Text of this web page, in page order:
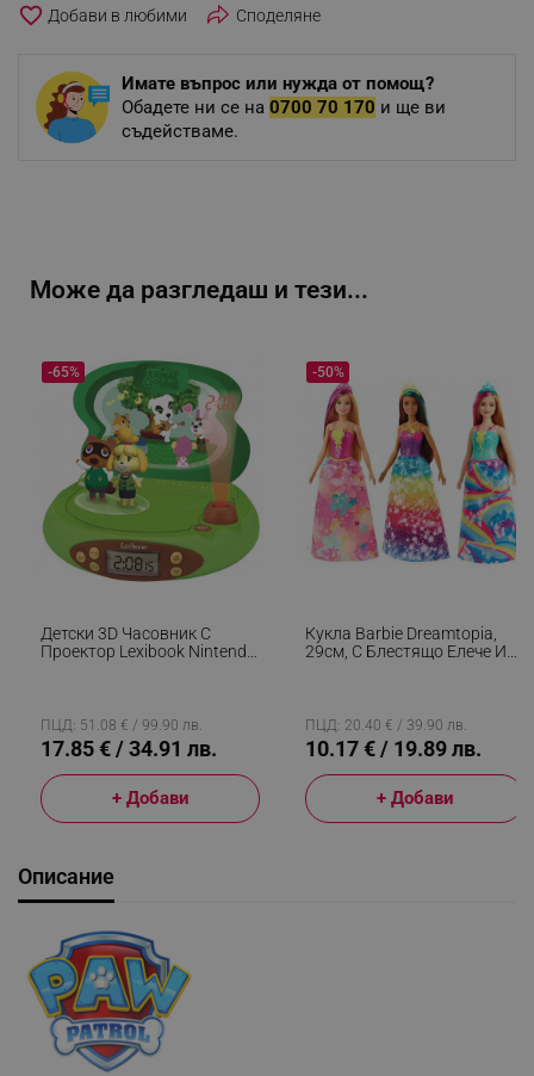
favorite_border Споделяне
Имате въпрос или нужда от помощ?
Обадете ни се на 0700 70 170 и ще ви
съдействаме.
Може да разгледаш и тези...
Детски 3D Часовник С
Проектор Lexibook Nintendo
-65%
ПЦД: 51.08 € / 99.90 лв.
17.85 € / 34.91 лв.
+ Добави
Кукла Barbie Dreamtopia,
29см, С Блестящо Елече И
-50%
ПЦД: 20.40 € / 39.90 лв.
10.17 € / 19.89 лв.
+ Добави
Описание